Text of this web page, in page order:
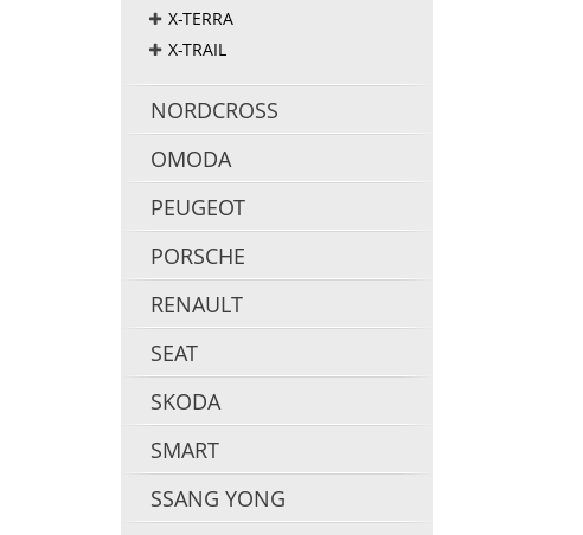
X-TERRA
X-TRAIL
NORDCROSS
OMODA
PEUGEOT
PORSCHE
RENAULT
SEAT
SKODA
SMART
SSANG YONG